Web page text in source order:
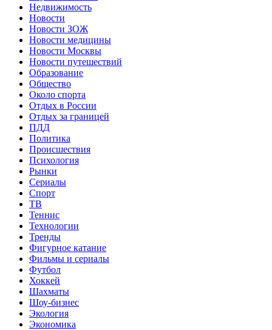
Недвижимость
Новости
Новости ЗОЖ
Новости медицины
Новости Москвы
Новости путешествий
Образование
Общество
Около спорта
Отдых в России
Отдых за границей
ПДД
Политика
Происшествия
Психология
Рынки
Сериалы
Спорт
ТВ
Теннис
Технологии
Тренды
Фигурное катание
Фильмы и сериалы
Футбол
Хоккей
Шахматы
Шоу-бизнес
Экология
Экономика